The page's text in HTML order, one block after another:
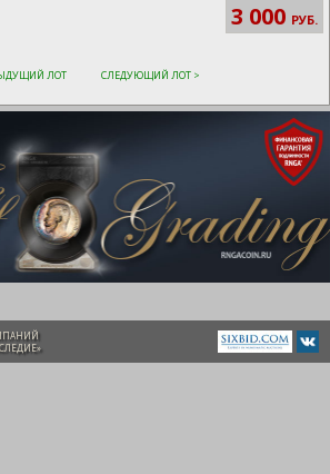
3 000 РУБ.
ЛОТ СЛЕДУЮЩИЙ ЛОТ >